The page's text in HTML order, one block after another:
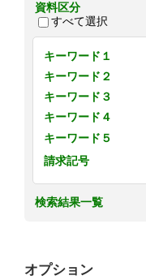
資料区分
すべて選択
キーワード１
キーワード２
キーワード３
キーワード４
キーワード５
請求記号
検索結果一覧
オプション